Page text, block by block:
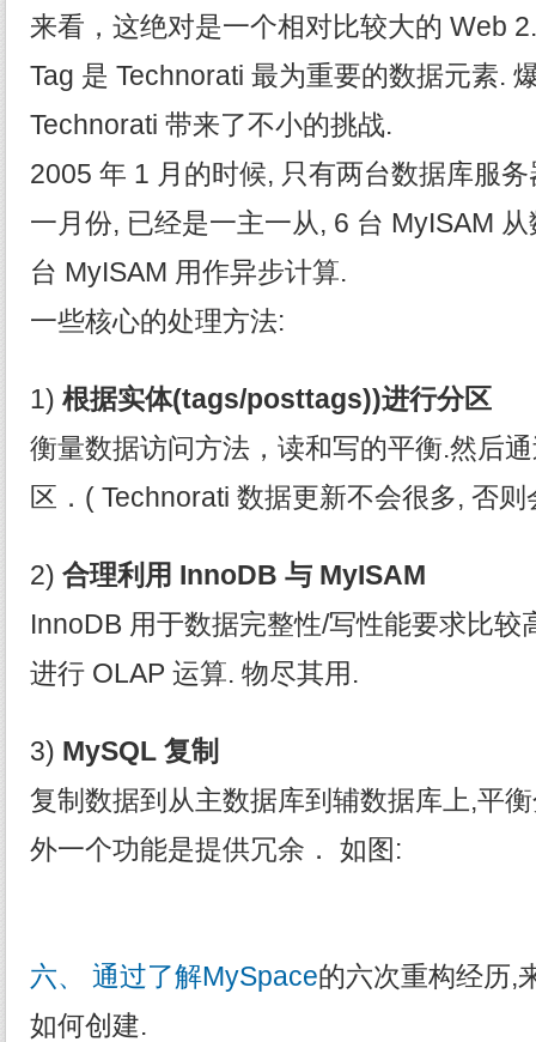
来看，这绝对是一个相对比较大的 Web
Tag 是 Technorati 最为重要的数据元素.
Technorati 带来了不小的挑战.
2005 年 1 月的时候, 只有两台数据库服
一月份, 已经是一主一从, 6 台 MyISAM
台 MyISAM 用作异步计算.
一些核心的处理方法:
1) 根据实体(tags/posttags))进行分区
衡量数据访问方法，读和写的平衡.然后
区．( Technorati 数据更新不会很多, 否
2) 合理利用 InnoDB 与 MyISAM
InnoDB 用于数据完整性/写性能要求比较
进行 OLAP 运算. 物尽其用.
3) MySQL 复制
复制数据到从主数据库到辅数据库上,平
外一个功能是提供冗余． 如图:
六、 通过了解MySpace的六次重构经历,
如何创建.